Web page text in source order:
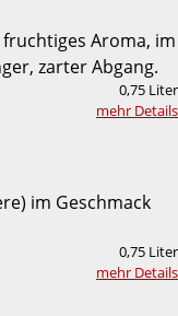
Aroma, im
zarter Abgang.
0,75 Liter
mehr Details
im Geschmack
0,75 Liter
mehr Details